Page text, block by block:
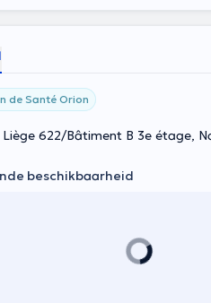
de Santé Orion
Liège 622/Bâtiment B 3e étage,
beschikbaarheid